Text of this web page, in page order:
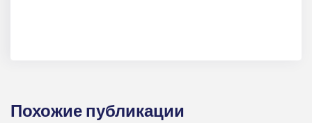
Похожие публикации